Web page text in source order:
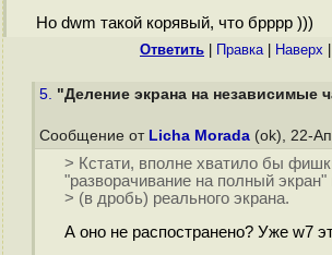
Но dwm такой корявый, что брррр )))
Ответить Правка| Наверх
5. "Деление экрана на независимые
Сообщение от Licha Morada (ok), 22-
> Кстати, вполне хватило бы
"разворачивание на полный экран"
> (в дробь) реального экрана.
А оно не распостранено? Уже w7